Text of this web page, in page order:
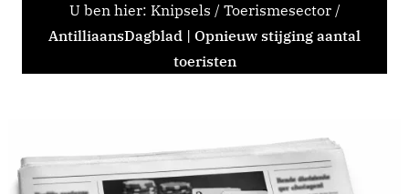
U ben hier: Knipsels / Toerismesector /
AntilliaansDagblad | Opnieuw stijging aantal
toeristen